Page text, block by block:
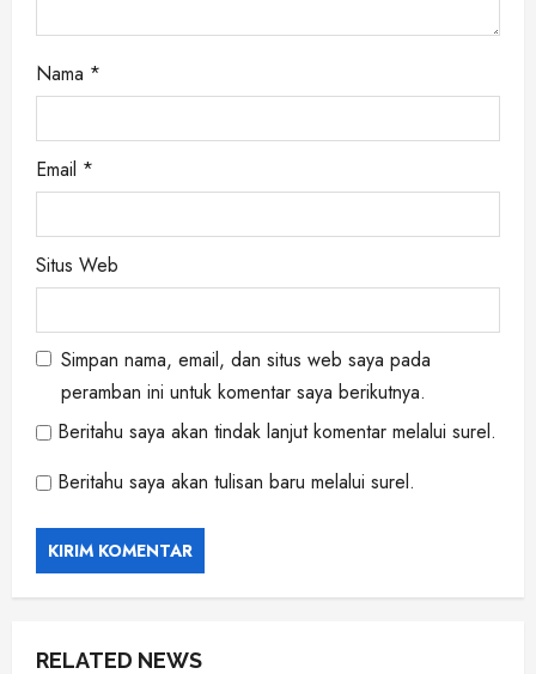
Nama *
Email *
Situs Web
Simpan nama, email, dan situs web saya pada
peramban ini untuk komentar saya berikutnya.
Beritahu saya akan tindak lanjut komentar melalui surel.
Beritahu saya akan tulisan baru melalui surel.
RELATED NEWS